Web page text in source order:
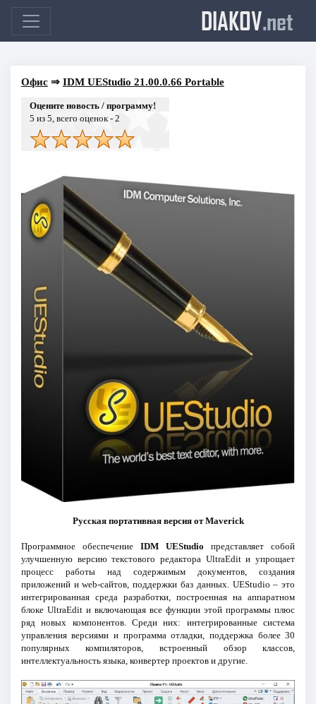
DIAKOV.net
Офис⇒ IDM UEStudio 21.00.0.66 Portable
Оцените новость / программу!
5 из 5, всего оценок - 2
Русская портативная версия от Maverick
Программное обеспечение IDM UEStudio представляет собой
улучшенную версию текстового редактора UltraEdit и упрощает
процесс работы над содержимым документов, создания
приложений и web-сайтов, поддержки баз данных. UEStudio – это
интегрированная среда разработки, построенная на аппаратном
блоке UltraEdit и включающая все функции этой программы плюс
ряд новых компонентов. Среди них: интегрированные система
управления версиями и программа отладки, поддержка более 30
популярных компиляторов, встроенный обзор классов,
интеллектуальность языка, конвертер проектов и другие.